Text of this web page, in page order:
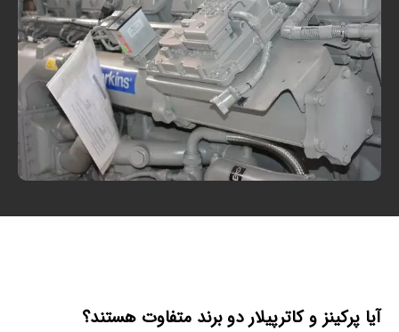
آیا پرکینز و کاترپیلار دو برند متفاوت هستند؟